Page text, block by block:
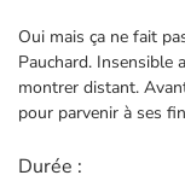
Oui mais ça ne fait
Pauchard. Insensible
montrer distant.
pour parvenir à ses
Durée :